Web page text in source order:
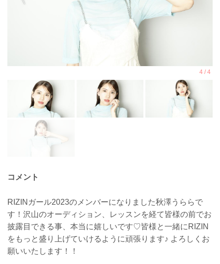
コメント
RIZINガール2023のメンバーになりました秋澤うららで
す！沢山のオーディション、レッスンを経て皆様の前でお
披露目できる事、本当に嬉しいです♡皆様と一緒にRIZIN
をもっと盛り上げていけるように頑張ります♪ よろしくお
願いいたします！！